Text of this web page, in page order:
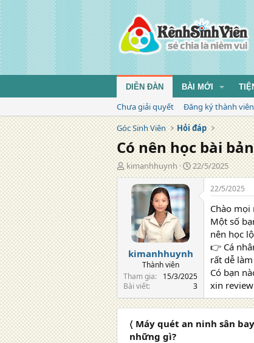
DIỄN ĐÀN BÀI MỚI
Chưa giải quyết
Đăng ký thành viên
Góc Sinh Viên
Hỏi đáp
Có nên học bài
T
á
kimanhhuynh
N
g
22/5/2025
kimanhhuynh
Thành viên
Tham gia
15/3/2025
Bài viết
3
22/5/2025
Chào
Một số
nên học
👉 Cá
rất dễ
Có bạn
xin
〈 Máy quét an ninh sân
những gì?